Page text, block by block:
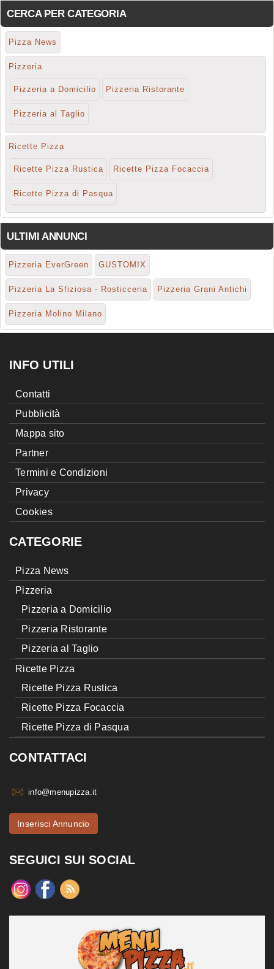
CERCA PER CATEGORIA
Pizza News
Pizzeria
Pizzeria a Domicilio Pizzeria Ristorante
Pizzeria al Taglio
Ricette Pizza
Ricette Pizza Rustica Ricette Pizza Focaccia
Ricette Pizza di Pasqua
ULTIMI ANNUNCI
Pizzeria EverGreen GUSTOMIX
Pizzeria La Sfiziosa - Rosticceria Pizzeria Grani Antichi
Pizzeria Molino Milano
INFO UTILI
Contatti
Pubblicità
Mappa sito
Partner
Termini e Condizioni
Privacy
Cookies
CATEGORIE
Pizza News
Pizzeria
Pizzeria a Domicilio
Pizzeria Ristorante
Pizzeria al Taglio
Ricette Pizza
Ricette Pizza Rustica
Ricette Pizza Focaccia
Ricette Pizza di Pasqua
CONTATTACI
info@menupizza.it
Inserisci Annuncio
SEGUICI SUI SOCIAL